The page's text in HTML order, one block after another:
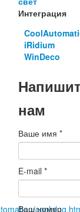
Интеграция
iRidium
WinDeco
нам
Ваше имя*
E-mail*
Ваш номер